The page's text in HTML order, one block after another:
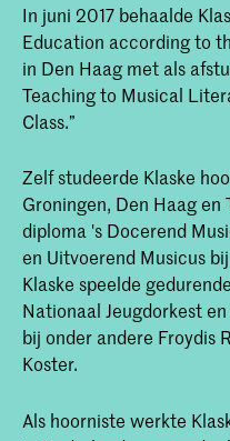
In juni 2017 behaalde
Education according to
in Den Haag met als
Teaching to Musical
Class.”
Zelf studeerde Klaske
Groningen, Den Haag
diploma 's Docerend
en Uitvoerend Musicus
Klaske speelde
Nationaal Jeugdorkest
bij onder andere Froydis
Koster.
Als hoorniste werkte